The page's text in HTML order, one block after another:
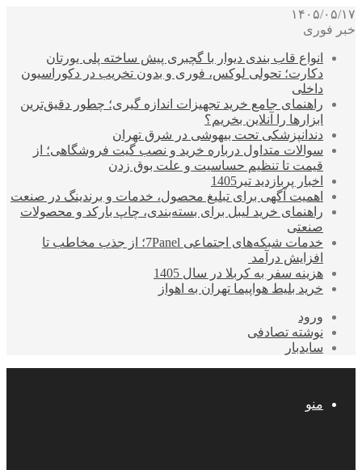
۱۴۰۵/۰۵/۱۷
خبر فوری
انواع قاب بندی دیوار با گچبری پیش ساخته پلی یورتان
دکارت؛ تحولی لوکس، فوری و بدون تخریب در دکوراسیون
داخلی
راهنمای جامع خرید تجهیزات اندازه گیری؛ چطور دقیق‌ترین
ابزارها را آنلاین بخریم؟
دندانپزشکی تحت بیهوشی در شرق تهران
سوالات متداول درباره خرید و نصب گیت فروشگاهی؛ از
قیمت تا تنظیم حساسیت و علت بوق زدن
اخبار پربازدید تیر1405
اهمیت آگهی برای تبلیغ محصول، خدمات و برندینگ در صنعت
راهنمای خرید لیبل برای بسته‌بندی، چاپ بارکد و محصولات
صنعتی
خدمات شبکه‌های اجتماعی 7Panel؛ از جذب مخاطب تا
افزایش درآمد
هزینه سفر به کربلا در سال 1405
خرید بلیط هواپیما تهران به اهواز
ورود
نوشته تصادفی
سایدبار
منو